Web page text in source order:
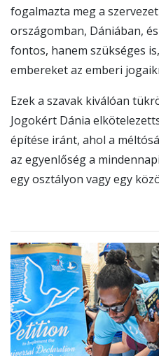
fogalmazta meg a
országomban, Dániában,
fontos, hanem szükséges
embereket az emberi
Ezek a szavak kiválóan
Jogokért Dánia
építése iránt, ahol a
az egyenlőség a
egy osztályon vagy egy